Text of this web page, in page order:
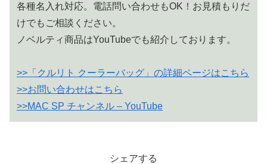
各種名入れ対応。電話問い合わせもOK！お見積もりだ
けでもご相談ください。
ノベルティ商品はYouTubeでも紹介しております。
>>「クルリト クーラーバッグ」の詳細ページはこちら
>>お問い合わせはこちら
>>MAC SP チャンネル – YouTube
シェアする